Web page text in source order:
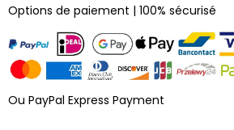
Options de paiement | 100% sécurisé
Ou PayPal Express Payment